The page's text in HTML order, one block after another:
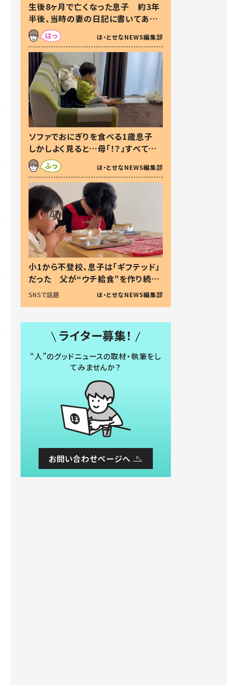
生後8ヶ月で亡くなった息子 約3年
半後、当時の妻の日記に書いてあっ
た本音とは
ほ・とせなNEWS編集部
ソファでおにぎりを食べる1歳息子
しかしよく見ると…母「！？」すべてを
察した母の投稿に「可愛いから許
す！」「現行犯〜」
ほ・とせなNEWS編集部
小1から不登校、息子は「ギフテッド」
だった 父が“ウチ給食”を作り続け
る理由とは #令和の親 #令和の子
SNSで話題 ほ・とせなNEWS編集部
ライター募集！
“人”のグッドニュースの取材・執筆をし
てみませんか？
お問い合わせページへ